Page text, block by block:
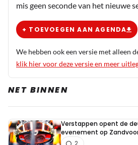
mis geen seconde van het nieuwe
+ TOEVOEGEN AAN AGENDA
We hebben ook een versie met alleen
klik hier voor deze versie en meer
NET BINNEN
Verstappen opent de
evenement op